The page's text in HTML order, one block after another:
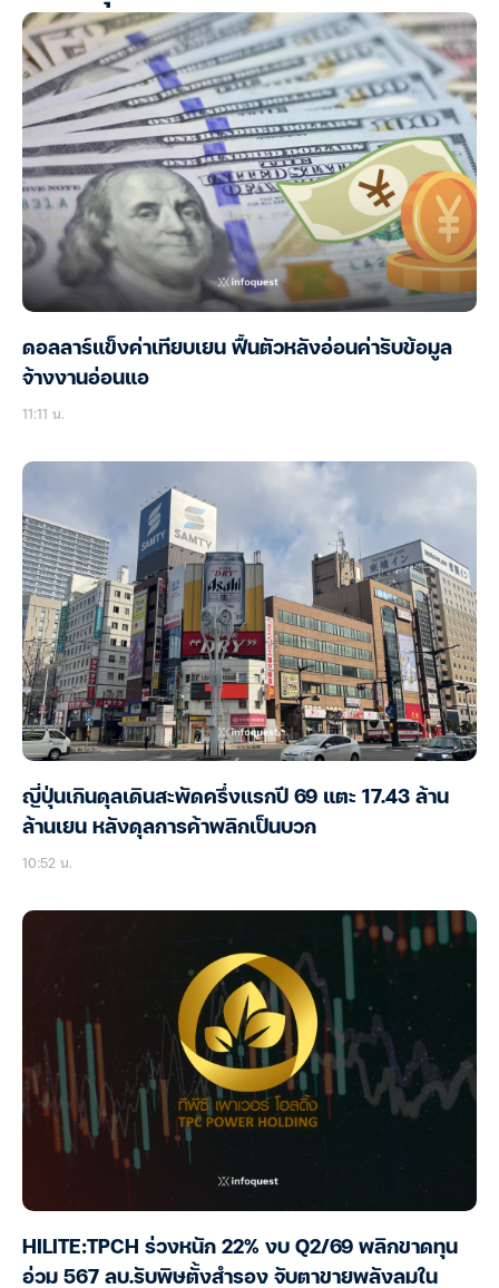
ดอลลาร์แข็งค่าเทียบเยน ฟื้นตัวหลังอ่อนค่ารับข้อมูล
จ้างงานอ่อนแอ
11:11 น.
ญี่ปุ่นเกินดุลเดินสะพัดครึ่งแรกปี 69 แตะ 17.43 ล้าน
ล้านเยน หลังดุลการค้าพลิกเป็นบวก
10:52 น.
HILITE:TPCH ร่วงหนัก 22% งบ Q2/69 พลิกขาดทุน
อ่วม 567 ลบ.รับพิษตั้งสำรอง จับตาขายพลังลมใน